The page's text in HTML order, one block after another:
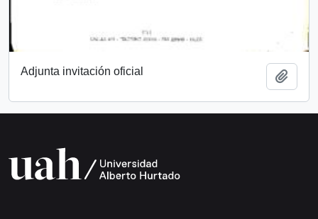
Adjunta invitación oficial